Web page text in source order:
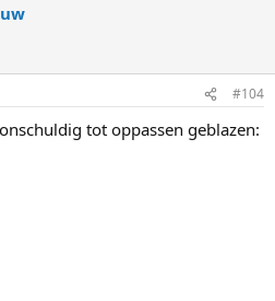
#104
tot oppassen geblazen: